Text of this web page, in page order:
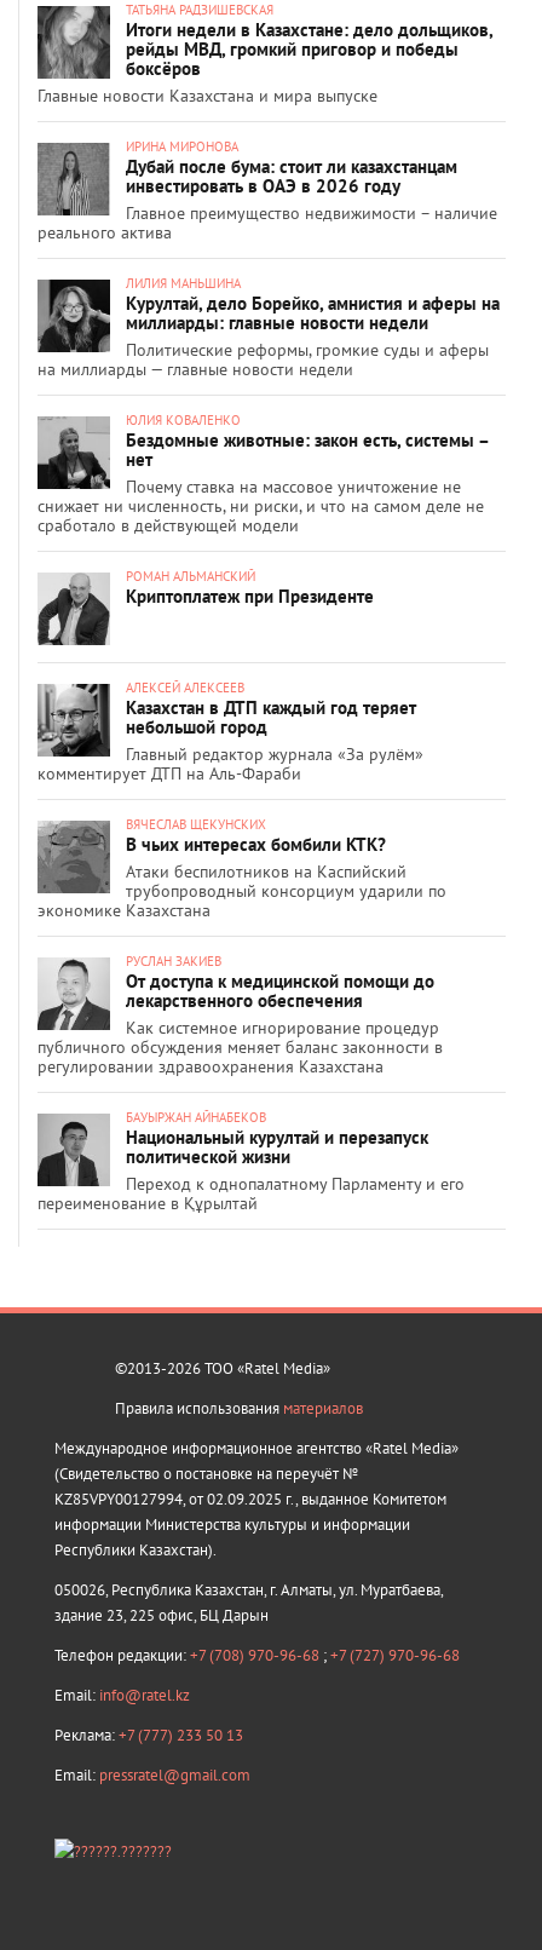
ТАТЬЯНА РАДЗИШЕВСКАЯ
Итоги недели в Казахстане: дело дольщиков,
рейды МВД, громкий приговор и победы
боксёров
Главные новости Казахстана и мира выпуске
ИРИНА МИРОНОВА
Дубай после бума: стоит ли казахстанцам
инвестировать в ОАЭ в 2026 году
Главное преимущество недвижимости – наличие
реального актива
ЛИЛИЯ МАНЬШИНА
Курултай, дело Борейко, амнистия и аферы на
миллиарды: главные новости недели
Политические реформы, громкие суды и аферы
на миллиарды — главные новости недели
ЮЛИЯ КОВАЛЕНКО
Бездомные животные: закон есть, системы –
нет
Почему ставка на массовое уничтожение не
снижает ни численность, ни риски, и что на самом деле не
сработало в действующей модели
РОМАН АЛЬМАНСКИЙ
Криптоплатеж при Президенте
АЛЕКСЕЙ АЛЕКСЕЕВ
Казахстан в ДТП каждый год теряет
небольшой город
Главный редактор журнала «За рулём»
комментирует ДТП на Аль-Фараби
ВЯЧЕСЛАВ ЩЕКУНСКИХ
В чьих интересах бомбили КТК?
Атаки беспилотников на Каспийский
трубопроводный консорциум ударили по
экономике Казахстана
РУСЛАН ЗАКИЕВ
От доступа к медицинской помощи до
лекарственного обеспечения
Как системное игнорирование процедур
публичного обсуждения меняет баланс законности в
регулировании здравоохранения Казахстана
БАУЫРЖАН АЙНАБЕКОВ
Национальный курултай и перезапуск
политической жизни
Переход к однопалатному Парламенту и его
переименование в Құрылтай
©2013-2026 ТОО «Ratel Media»
Правила использования материалов
Международное информационное агентство «Ratel Media»
(Свидетельство о постановке на переучёт №
KZ85VPY00127994, от 02.09.2025 г., выданное Комитетом
информации Министерства культуры и информации
Республики Казахстан).
050026, Республика Казахстан, г. Алматы, ул. Муратбаева,
здание 23, 225 офис, БЦ Дарын
Телефон редакции:+7 (708) 970-96-68 ;+7 (727) 970-96-68
Email: info@ratel.kz
Реклама:+7 (777) 233 50 13
Email: pressratel@gmail.com